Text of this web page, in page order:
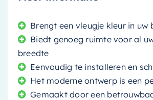
Brengt een vleugje kleur in
Biedt genoeg ruimte voor al
breedte
Eenvoudig te installeren en
Het moderne ontwerp is een
Gemaakt door een